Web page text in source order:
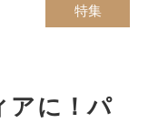
特集
アに！パ